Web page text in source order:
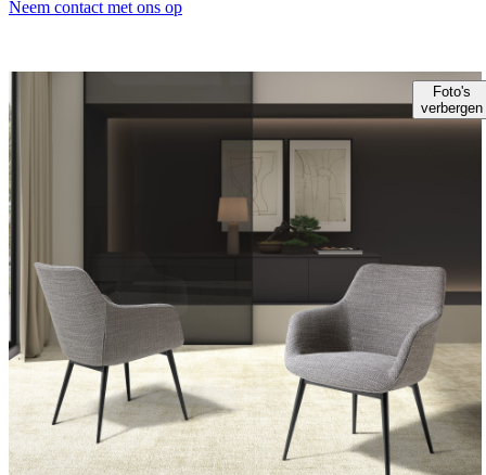
Neem contact met ons op
Foto's
verbergen